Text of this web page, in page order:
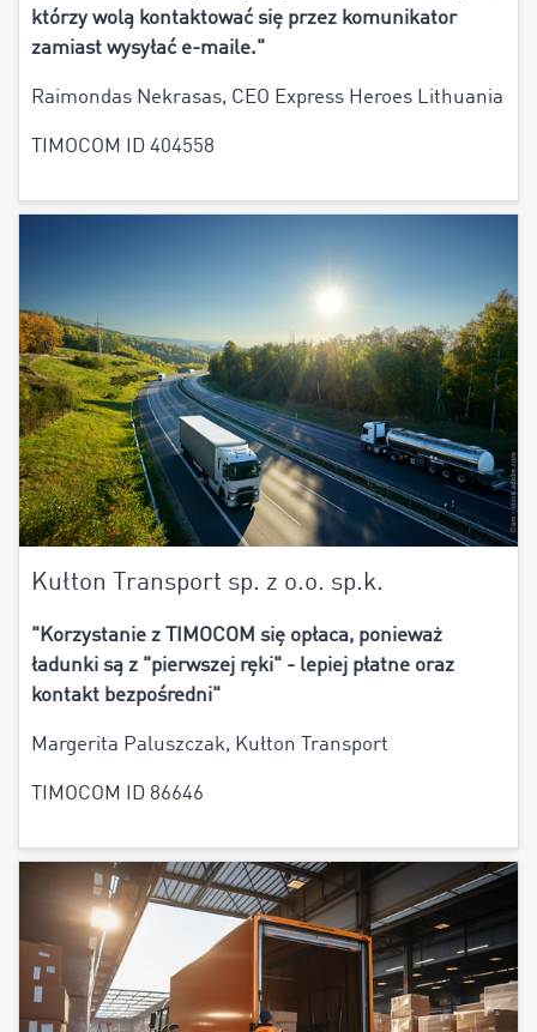
którzy wolą kontaktować się przez komunikator
zamiast wysyłać e-maile."
Raimondas Nekrasas, CEO Express Heroes Lithuania
TIMOCOM ID 404558
Kułton Transport sp. z o.o. sp.k.
"Korzystanie z TIMOCOM się opłaca, ponieważ
ładunki są z "pierwszej ręki" - lepiej płatne oraz
kontakt bezpośredni"
Margerita Paluszczak, Kułton Transport
TIMOCOM ID 86646